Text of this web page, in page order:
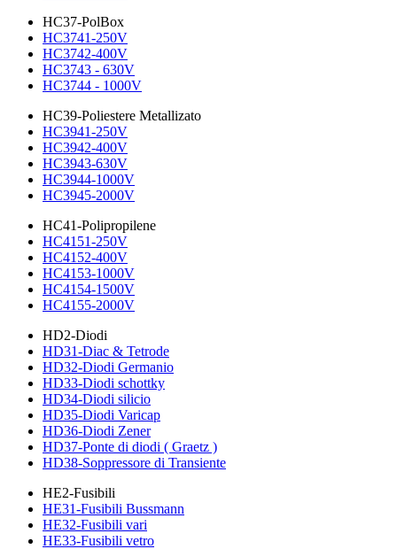
HC37-PolBox
HC3741-250V
HC3742-400V
HC3743 - 630V
HC3744 - 1000V
HC39-Poliestere Metallizato
HC3941-250V
HC3942-400V
HC3943-630V
HC3944-1000V
HC3945-2000V
HC41-Polipropilene
HC4151-250V
HC4152-400V
HC4153-1000V
HC4154-1500V
HC4155-2000V
HD2-Diodi
HD31-Diac & Tetrode
HD32-Diodi Germanio
HD33-Diodi schottky
HD34-Diodi silicio
HD35-Diodi Varicap
HD36-Diodi Zener
HD37-Ponte di diodi ( Graetz )
HD38-Soppressore di Transiente
HE2-Fusibili
HE31-Fusibili Bussmann
HE32-Fusibili vari
HE33-Fusibili vetro